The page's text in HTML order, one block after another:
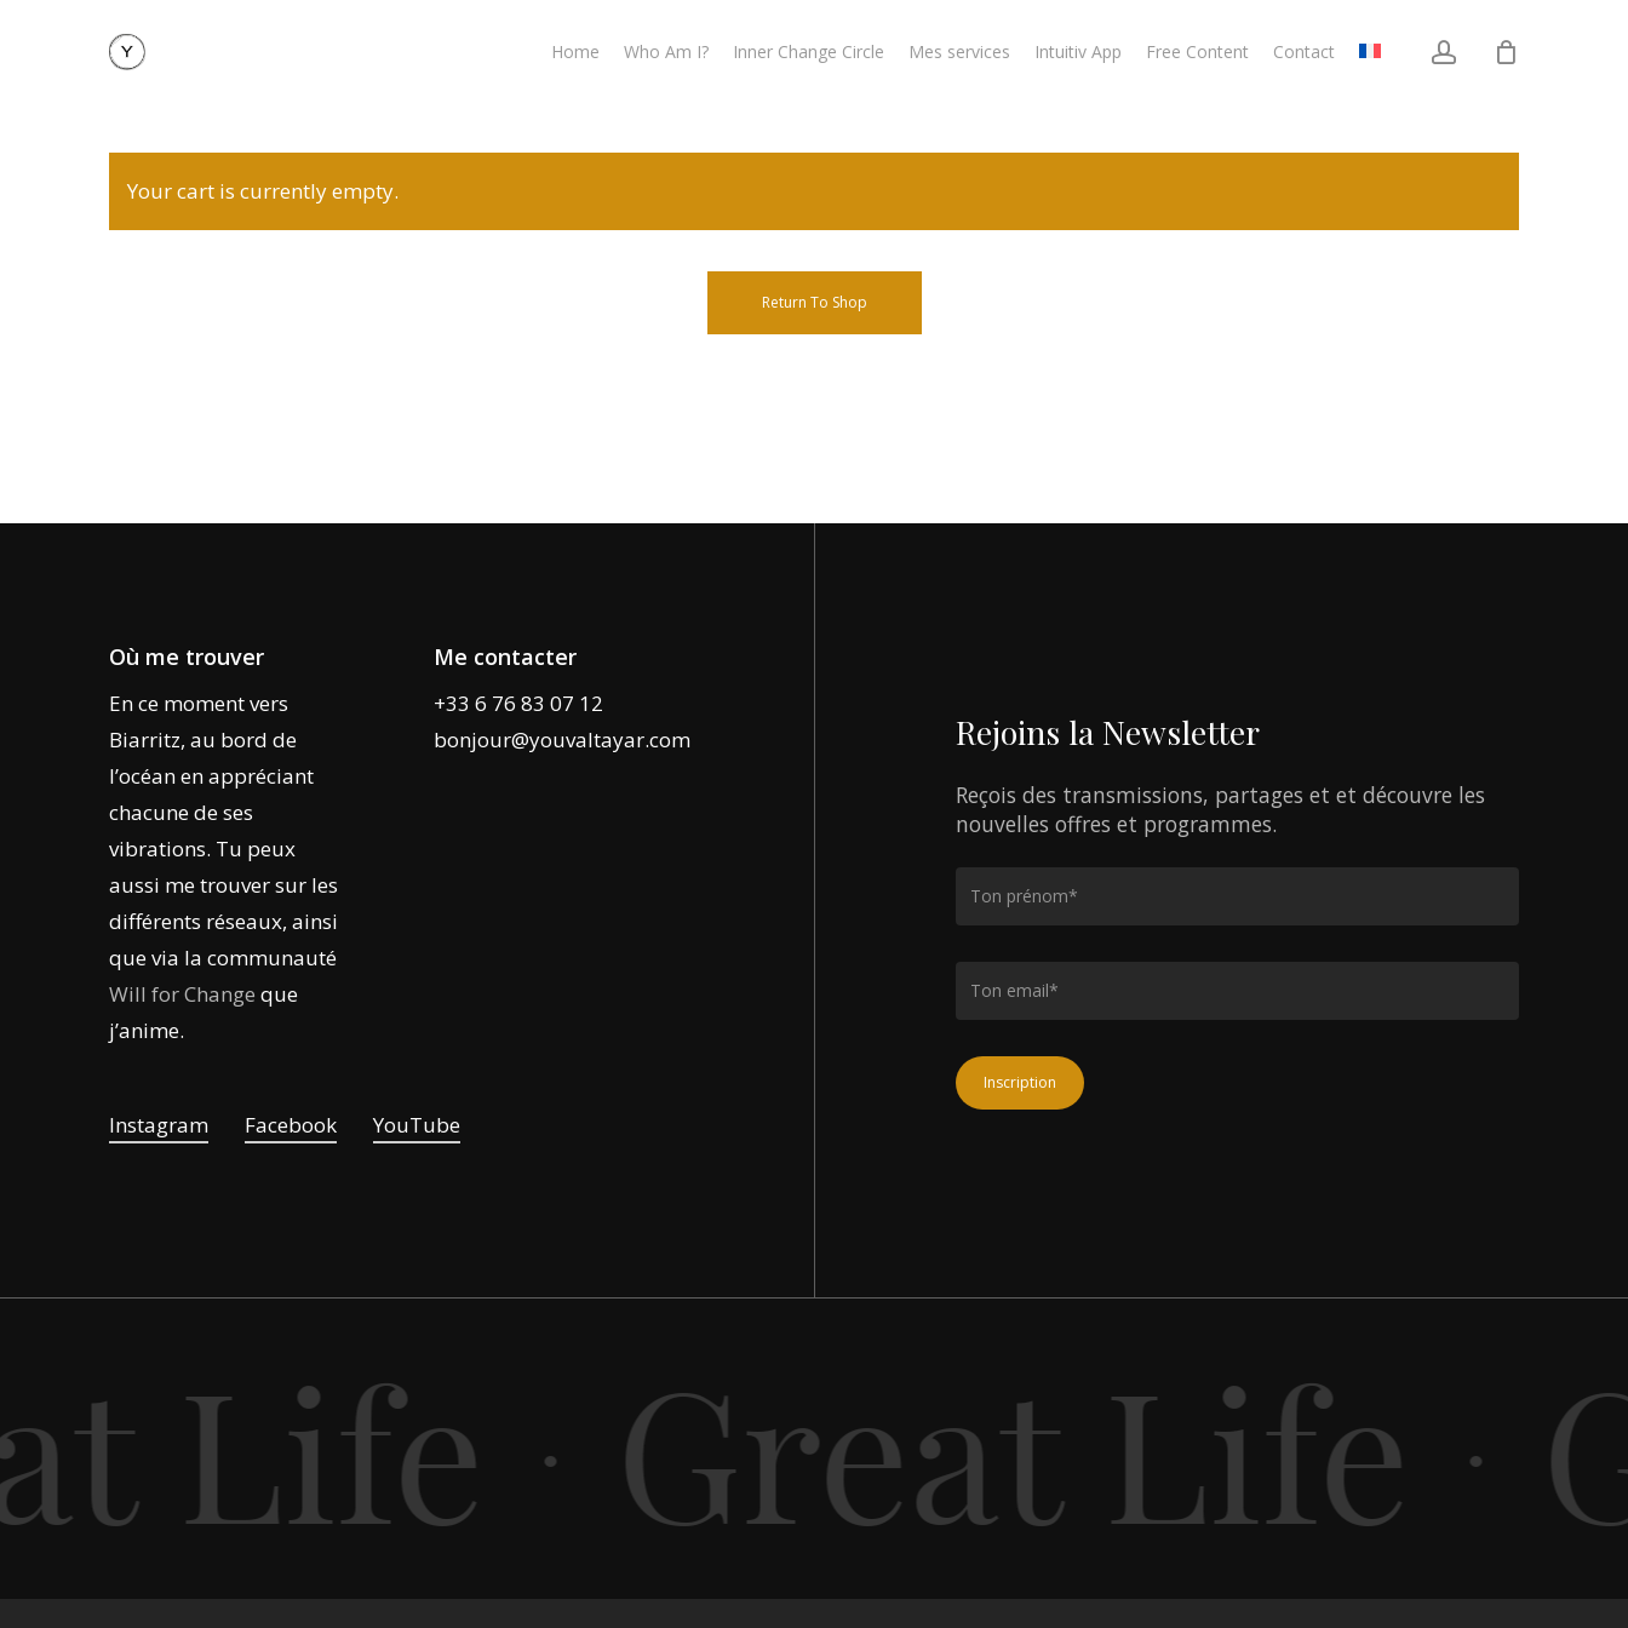
Home Who Am I? Inner Change Circle Mes services Intuitiv App Free Content Contact account
Your cart is currently empty.
Return To Shop
Où me trouver
En ce moment vers
Biarritz, au bord de
l’océan en appréciant
chacune de ses
vibrations. Tu peux
aussi me trouver sur les
différents réseaux, ainsi
que via la communauté
Will for Change que
j’anime.
Me contacter
+33 6 76 83 07 12
bonjour@youvaltayar.com
Instagram Facebook YouTube
Rejoins la Newsletter
Reçois des transmissions, partages et et découvre les
nouvelles offres et programmes.
Life · Great Life ·